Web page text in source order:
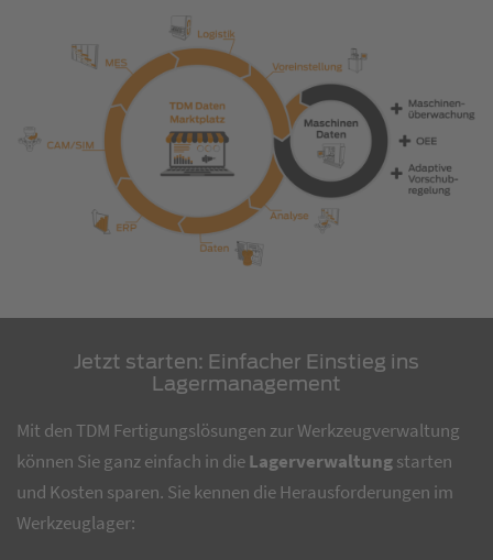
Jetzt starten: Einfacher Einstieg ins
Lagermanagement
Mit den TDM Fertigungslösungen zur Werkzeugverwaltung
können Sie ganz einfach in dieLagerverwaltungstarten
und Kosten sparen. Sie kennen die Herausforderungen im
Werkzeuglager: